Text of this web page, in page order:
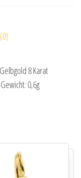
8 Karat
0,6g